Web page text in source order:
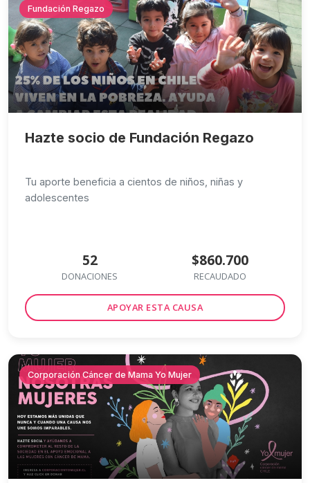
Fundación Regazo
Hazte socio de Fundación Regazo
Tu aporte beneficia a cientos de niños, niñas y
adolescentes
52
DONACIONES
$860.700
RECAUDADO
APOYAR ESTA CAUSA
Corporación Cáncer de Mama Yo Mujer